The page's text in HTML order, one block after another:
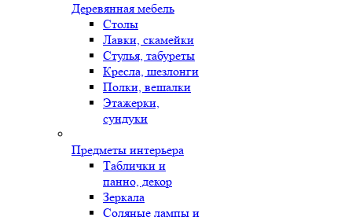
Деревянная мебель
Столы
Лавки, скамейки
Стулья, табуреты
Кресла, шезлонги
Полки, вешалки
Этажерки,
сундуки
Предметы интерьера
Таблички и
панно, декор
Зеркала
Соляные лампы и